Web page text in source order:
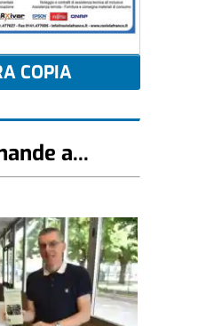
COPIA
a...